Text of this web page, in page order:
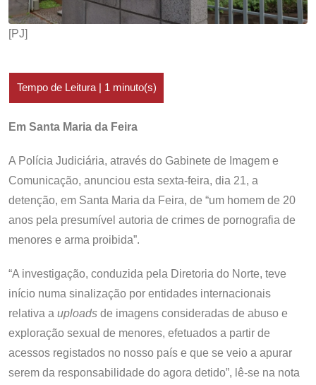
[PJ]
Em Santa Maria da Feira
A Polícia Judiciária, através do Gabinete de Imagem e
Comunicação, anunciou esta sexta-feira, dia 21, a
detenção, em Santa Maria da Feira, de “um homem de 20
anos pela presumível autoria de crimes de pornografia de
menores e arma proibida”.
“A investigação, conduzida pela Diretoria do Norte, teve
início numa sinalização por entidades internacionais
relativa a uploads de imagens consideradas de abuso e
exploração sexual de menores, efetuados a partir de
acessos registados no nosso país e que se veio a apurar
serem da responsabilidade do agora detido”, lê-se na nota